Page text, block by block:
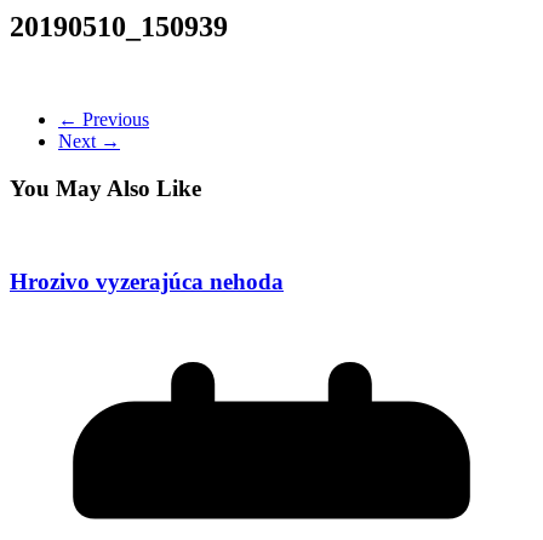
20190510_150939
← Previous
Next →
You May Also Like
Hrozivo vyzerajúca nehoda